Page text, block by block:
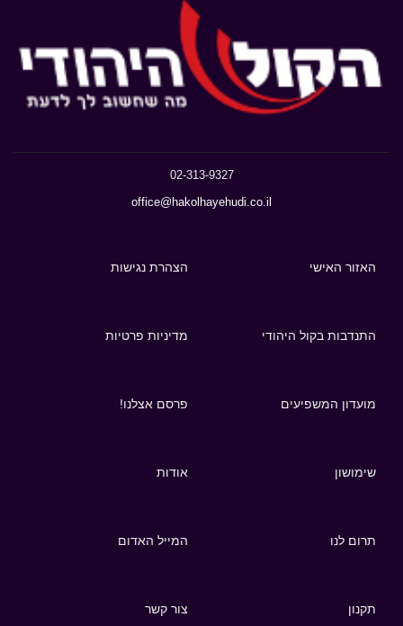
02-313-9327
office@hakolhayehudi.co.il
האזור האישי הצהרת נגישות
התנדבות בקול היהודי מדיניות פרטיות
מועדון המשפיעים פרסם אצלנו!
שימושון אודות
תרום לנו המייל האדום
תקנון צור קשר